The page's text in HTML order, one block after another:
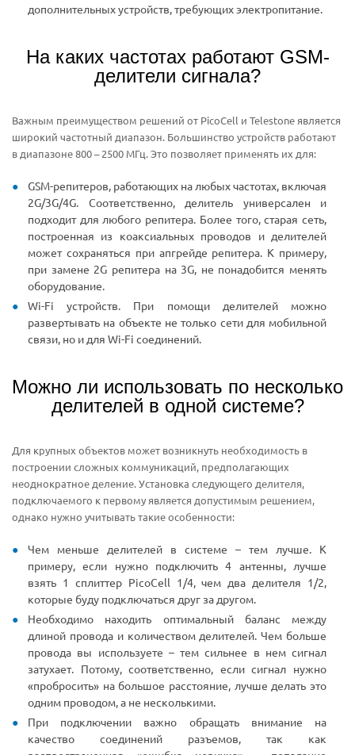
дополнительных устройств, требующих электропитание.
На каких частотах работают GSM-
делители сигнала?
Важным преимуществом решений от PicoCell и Telestone является
широкий частотный диапазон. Большинство устройств работают
в диапазоне 800 – 2500 МГц. Это позволяет применять их для:
GSM-репитеров, работающих на любых частотах, включая
2G/3G/4G. Соответственно, делитель универсален и
подходит для любого репитера. Более того, старая сеть,
построенная из коаксиальных проводов и делителей
может сохраняться при апгрейде репитера. К примеру,
при замене 2G репитера на 3G, не понадобится менять
оборудование.
Wi-Fi устройств. При помощи делителей можно
развертывать на объекте не только сети для мобильной
связи, но и для Wi-Fi соединений.
Можно ли использовать по несколько
делителей в одной системе?
Для крупных объектов может возникнуть необходимость в
построении сложных коммуникаций, предполагающих
неоднократное деление. Установка следующего делителя,
подключаемого к первому является допустимым решением,
однако нужно учитывать такие особенности:
Чем меньше делителей в системе – тем лучше. К
примеру, если нужно подключить 4 антенны, лучше
взять 1 сплиттер PicoCell 1/4, чем два делителя 1/2,
которые буду подключаться друг за другом.
Необходимо находить оптимальный баланс между
длиной провода и количеством делителей. Чем больше
провода вы используете – тем сильнее в нем сигнал
затухает. Потому, соответственно, если сигнал нужно
«пробросить» на большое расстояние, лучше делать это
одним проводом, а не несколькими.
При подключении важно обращать внимание на
качество соединений разъемов, так как